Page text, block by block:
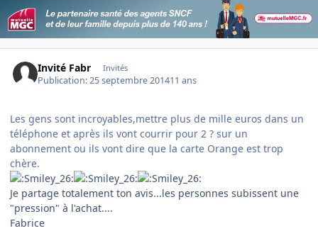
Invité Fabr Invités
Publication:25 septembre 201411 ans
Les gens sont incroyables,mettre plus de mille euros dans un
téléphone et après ils vont courrir pour 2 ? sur un
abonnement ou ils vont dire que la carte Orange est trop
chère.
Je partage totalement ton avis...les personnes subissent une
"pression" à l'achat....
Fabrice